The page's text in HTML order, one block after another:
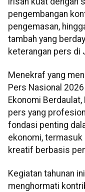
pengembangan
pengemasan,
tambah yang
keterangan pers di
Menekraf yang
Pers Nasional
Ekonomi
pers yang
fondasi penting
ekonomi,
kreatif berbasis
Kegiatan tahunan
menghormati